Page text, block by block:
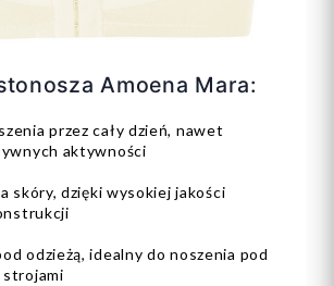
Amoena Mara:
przez cały dzień, nawet
aktywności
skóry, dzięki wysokiej jakości
odzieżą, idealny do noszenia pod
strojami